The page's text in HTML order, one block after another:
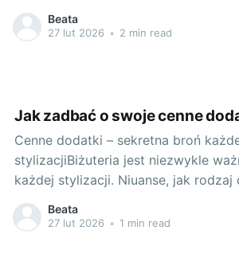
mody męskiej od kilku sezonów.
subtelne, opływają sylwetkę
Beata
27 lut 2026 • 2 min read
Jak zadbać o swoje cenne
Cenne dodatki – sekretna broń
stylizacjiBiżuteria jest niezwykle
każdej stylizacji. Niuanse, jak
sposób, w jaki je nosimy, mogą
odbiór naszego looku. Wśród tych
Beata
27 lut 2026 • 1 min read